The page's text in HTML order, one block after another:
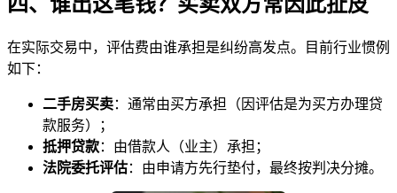
在实际交易中，评估费由谁承担是纠纷高发点。目前行业惯例
如下：
二手房买卖：通常由买方承担（因评估是为买方办理贷
款服务）；
抵押贷款：由借款人（业主）承担；
法院委托评估：由申请方先行垫付，最终按判决分摊。